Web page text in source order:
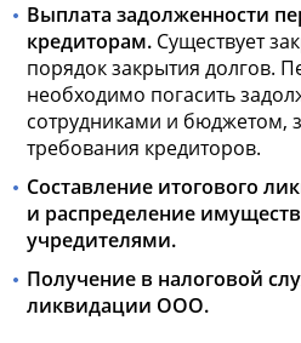
Выплата задолженности
кредиторам. Существует
порядок закрытия долгов.
необходимо погасить
сотрудниками и бюджетом,
требования кредиторов.
Составление итогового
и распределение
учредителями.
Получение в налоговой
ликвидации ООО.